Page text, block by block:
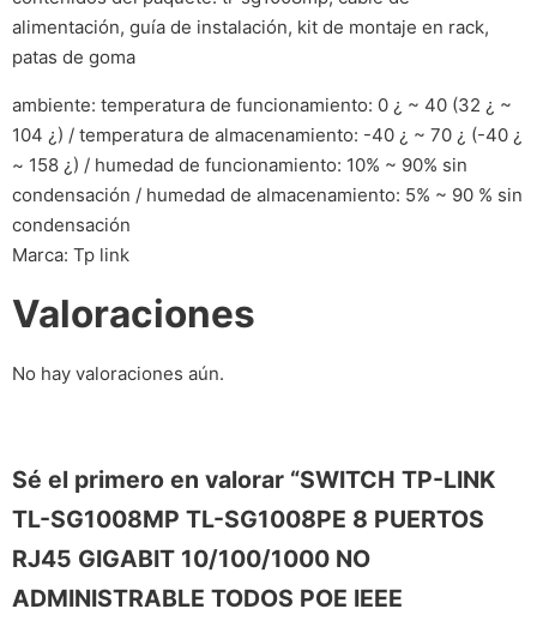
alimentación, guía de instalación, kit de montaje en rack,
patas de goma
ambiente: temperatura de funcionamiento: 0 ¿ ~ 40 (32 ¿ ~
104 ¿) / temperatura de almacenamiento: -40 ¿ ~ 70 ¿ (-40 ¿
~ 158 ¿) / humedad de funcionamiento: 10% ~ 90% sin
condensación / humedad de almacenamiento: 5% ~ 90 % sin
condensación
Marca: Tp link
Valoraciones
No hay valoraciones aún.
Sé el primero en valorar “SWITCH TP-LINK
TL-SG1008MP TL-SG1008PE 8 PUERTOS
RJ45 GIGABIT 10/100/1000 NO
ADMINISTRABLE TODOS POE IEEE